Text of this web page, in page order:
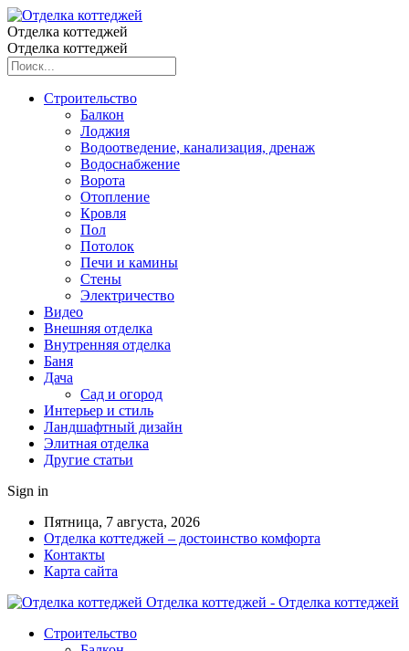
Отделка коттеджей
Отделка коттеджей
Строительство
Балкон
Лоджия
Водоотведение, канализация, дренаж
Водоснабжение
Ворота
Отопление
Кровля
Пол
Потолок
Печи и камины
Стены
Электричество
Видео
Внешняя отделка
Внутренняя отделка
Баня
Дача
Сад и огород
Интерьер и стиль
Ландшафтный дизайн
Элитная отделка
Другие статьи
Sign in
Пятница, 7 августа, 2026
Отделка коттеджей – достоинство комфорта
Контакты
Карта сайта
Отделка коттеджей - Отделка коттеджей
Строительство